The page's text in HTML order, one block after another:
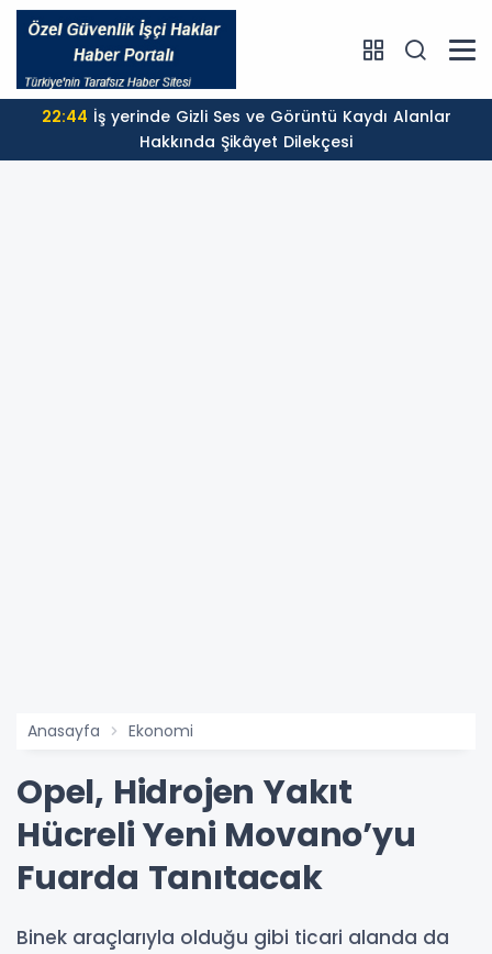
22:44
Hakkında Şikâyet Dilekçesi
Anasayfa Ekonomi
Opel, Hidrojen Yakıt
Hücreli Yeni Movano’yu
Fuarda Tanıtacak
Binek araçlarıyla olduğu gibi ticari alanda da